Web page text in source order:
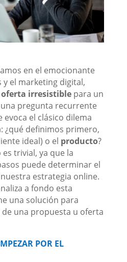
en el emocionante
y el marketing digital,
oferta irresistiblepara un
pregunta recurrente
evoca el clásico dilema
¿qué definimos primero,
ideal) o el producto?
trivial, ya que la
puede determinar el
estrategia online.
a fondo esta
una solución para
una propuesta u oferta
POR EL